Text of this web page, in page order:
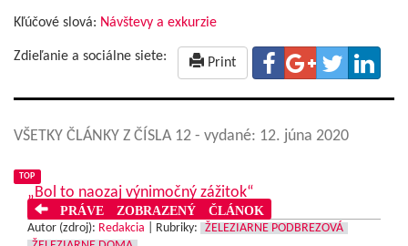
Kľúčové slová: Návštevy a exkurzie
Zdieľanie a sociálne siete: Print
VŠETKY ČLÁNKY Z ČÍSLA 12 - vydané: 12. júna 2020
TOP
„Bol to naozaj výnimočný zážitok“
PRÁVE ZOBRAZENÝ ČLÁNOK
Autor (zdroj): Redakcia Rubriky:
ŽELEZIARNE PODBREZOVÁ